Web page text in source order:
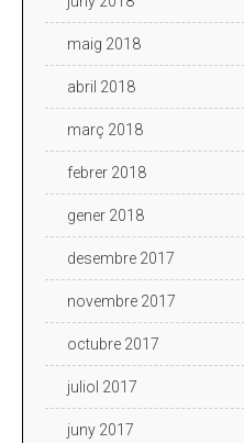
maig 2018
abril 2018
març 2018
febrer 2018
gener 2018
desembre 2017
novembre 2017
octubre 2017
juliol 2017
juny 2017